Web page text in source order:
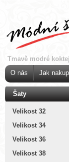
Tmavě modré
O nás
Jak
Šaty
Velikost 32
Velikost 34
Velikost 36
Velikost 38